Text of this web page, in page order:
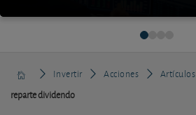
Invertir Acciones Artículos
reparte dividendo